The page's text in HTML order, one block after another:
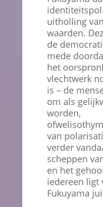
uitholling
waarden.
de
mede
het
vlechtwerk
is – de
om als
worden,
van
verder
scheppen
en het
iedereen ligt
Fukuyama